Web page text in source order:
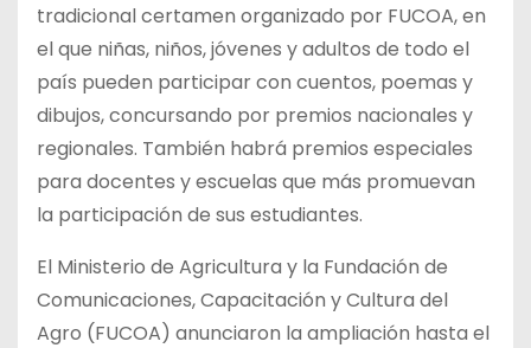
tradicional certamen organizado por FUCOA, en
el que niñas, niños, jóvenes y adultos de todo el
país pueden participar con cuentos, poemas y
dibujos, concursando por premios nacionales y
regionales. También habrá premios especiales
para docentes y escuelas que más promuevan
la participación de sus estudiantes.
El Ministerio de Agricultura y la Fundación de
Comunicaciones, Capacitación y Cultura del
Agro (FUCOA) anunciaron la ampliación hasta el